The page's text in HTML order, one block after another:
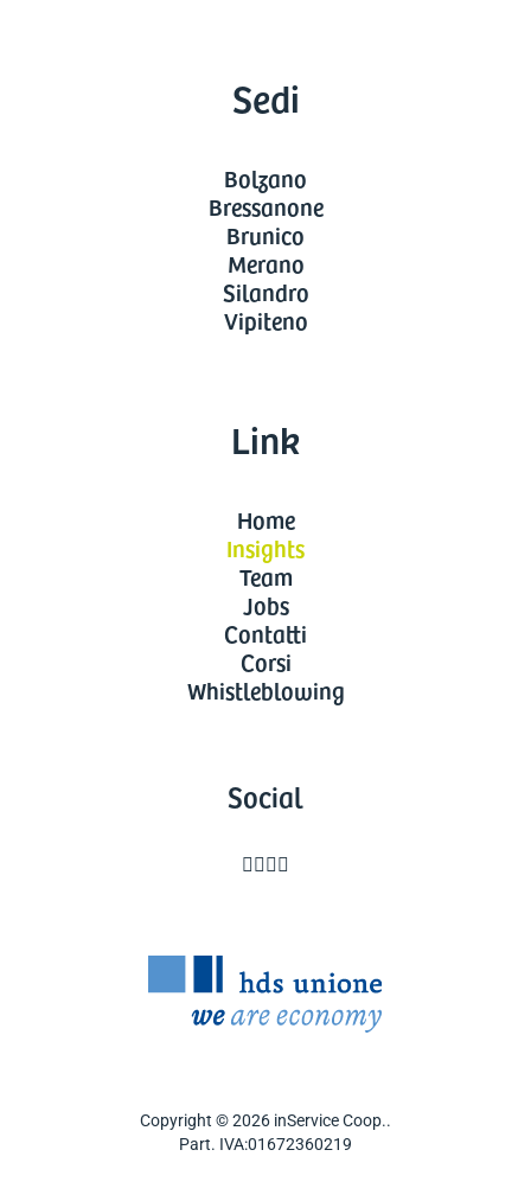
Sedi
Bolzano
Bressanone
Brunico
Merano
Silandro
Vipiteno
Link
Home
Insights
Team
Jobs
Contatti
Corsi
Whistleblowing
Social
   
Copyright © 2026 inService Coop..
Part. IVA:01672360219